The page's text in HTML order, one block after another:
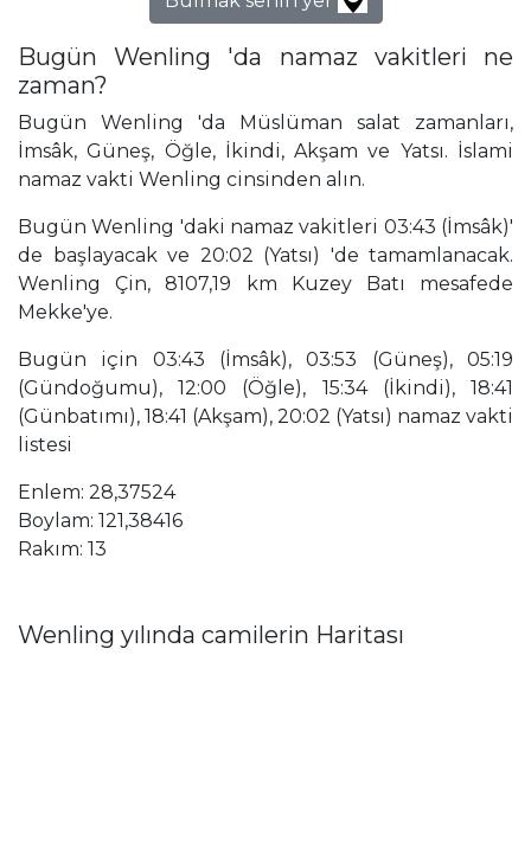
Bugün Wenling 'da namaz vakitleri ne
zaman?
Bugün Wenling 'da Müslüman salat zamanları,
İmsâk, Güneş, Öğle, İkindi, Akşam ve Yatsı. İslami
namaz vakti Wenling cinsinden alın.
Bugün Wenling 'daki namaz vakitleri 03:43 (İmsâk)'
de başlayacak ve 20:02 (Yatsı) 'de tamamlanacak.
Wenling Çin, 8107,19 km Kuzey Batı mesafede
Mekke'ye.
Bugün için 03:43 (İmsâk), 03:53 (Güneş), 05:19
(Gündoğumu), 12:00 (Öğle), 15:34 (İkindi), 18:41
(Günbatımı), 18:41 (Akşam), 20:02 (Yatsı) namaz vakti
listesi
Enlem: 28,37524
Boylam: 121,38416
Rakım: 13
Wenling yılında camilerin Haritası